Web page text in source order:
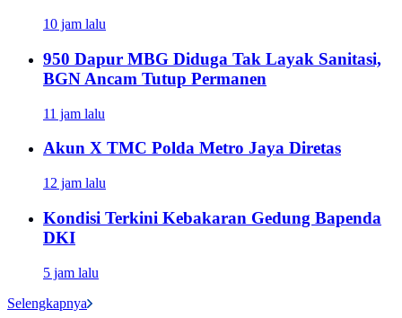
10 jam lalu
950 Dapur MBG Diduga Tak Layak Sanitasi,
BGN Ancam Tutup Permanen
11 jam lalu
Akun X TMC Polda Metro Jaya Diretas
12 jam lalu
Kondisi Terkini Kebakaran Gedung Bapenda
DKI
5 jam lalu
Selengkapnya